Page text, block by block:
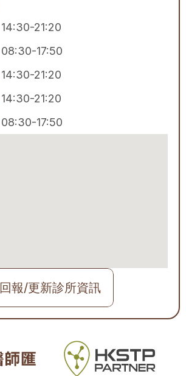
14:30-21:20
08:30-17:50
14:30-21:20
14:30-21:20
08:30-17:50
回報/更新診所資訊